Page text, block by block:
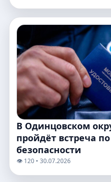
В Одинцовском
пройдёт встреча
безопасности
👁️ 120 • 30.07.2026